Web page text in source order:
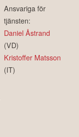
Ansvariga för
tjänsten:
Daniel Åstrand
(VD)
Kristoffer Matsson
(IT)